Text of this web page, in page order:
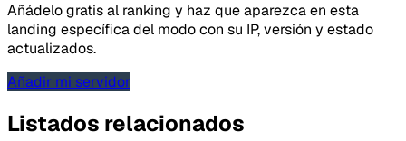
Añádelo gratis al ranking y haz que aparezca en esta
landing específica del modo con su IP, versión y estado
actualizados.
Añadir mi servidor
Listados relacionados